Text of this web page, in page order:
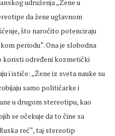
udruženja „Žene u
da žene uglavnom
što naročito potenciraju
periodu“. Ona je slobodna
koristi određeni kozmetički
i ističe: „Žene iz sveta nauke su
samo političarke i
u drugom stereotipu, kao
se očekuje da to čine sa
reć“, taj stereotip